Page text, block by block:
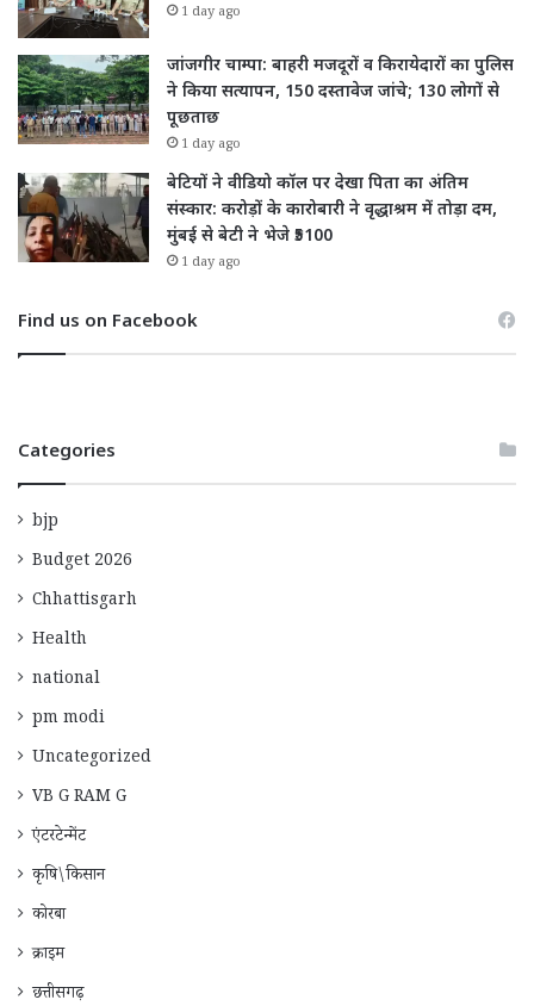
1 day ago
जांजगीर चाम्पा: बाहरी मजदूरों व किरायेदारों का पुलिस
ने किया सत्यापन, 150 दस्तावेज जांचे; 130 लोगों से
पूछताछ
1 day ago
बेटियों ने वीडियो कॉल पर देखा पिता का अंतिम
संस्कार: करोड़ों के कारोबारी ने वृद्धाश्रम में तोड़ा दम,
मुंबई से बेटी ने भेजे ₹5100
1 day ago
Find us on Facebook
Categories
bjp
Budget 2026
Chhattisgarh
Health
national
pm modi
Uncategorized
VB G RAM G
एंटरटेन्मेंट
कृषि\किसान
कोरबा
क्राइम
छत्तीसगढ़